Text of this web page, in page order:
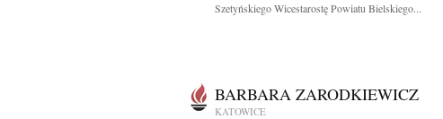
Szetyńskiego Wicestarostę Powiatu Bielskiego...
BARBARA ZARODKIEWICZ
KATOWICE